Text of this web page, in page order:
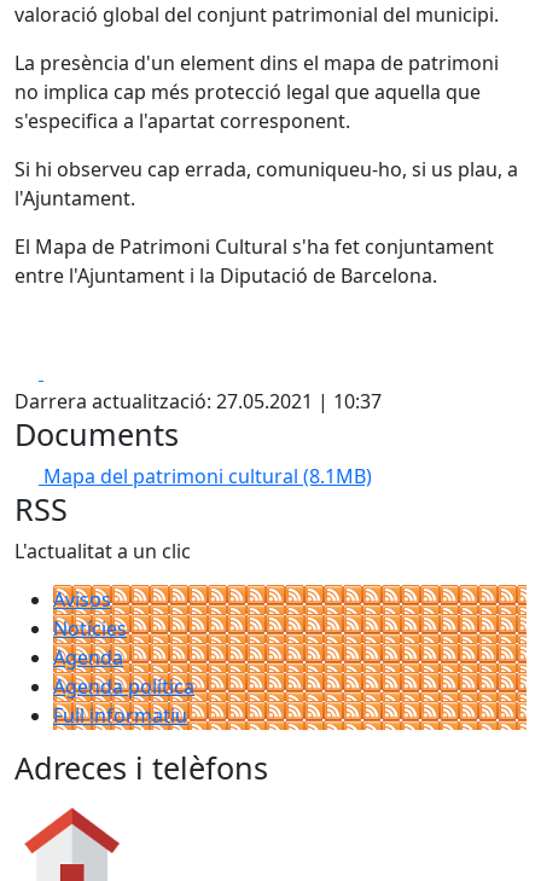
valoració global del conjunt patrimonial del municipi.
La presència d'un element dins el mapa de patrimoni
no implica cap més protecció legal que aquella que
s'especifica a l'apartat corresponent.
Si hi observeu cap errada, comuniqueu-ho, si us plau, a
l'Ajuntament.
El Mapa de Patrimoni Cultural s'ha fet conjuntament
entre l'Ajuntament i la Diputació de Barcelona.
Darrera actualització: 27.05.2021 | 10:37
Documents
Mapa del patrimoni cultural (8.1MB)
RSS
L'actualitat a un clic
Avisos
Notícies
Agenda
Agenda política
Full informatiu
Adreces i telèfons